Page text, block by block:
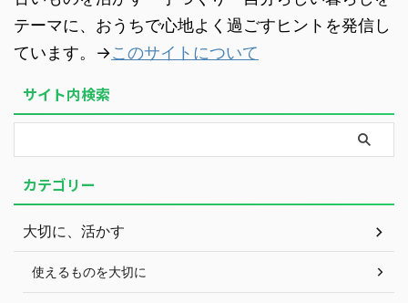
テーマに、おうちで心地よく過ごすヒントを発信し
ています。→このサイトについて
サイト内検索
カテゴリー
大切に、活かす
使えるものを大切に